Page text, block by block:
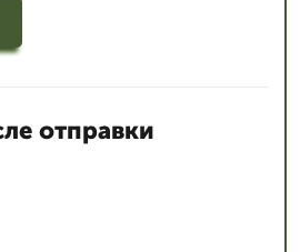
отправки